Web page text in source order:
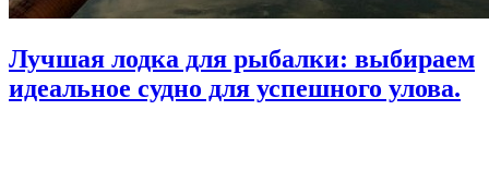
Лучшая лодка для рыбалки: выбираем
идеальное судно для успешного улова.